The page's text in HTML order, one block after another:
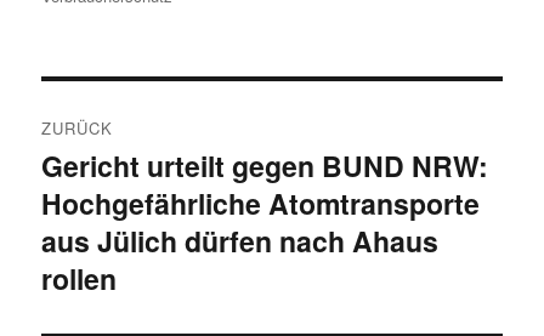
ZURÜCK
Vorheriger
Beitrag:
Gericht urteilt gegen BUND NRW:
Hochgefährliche Atomtransporte
aus Jülich dürfen nach Ahaus
rollen